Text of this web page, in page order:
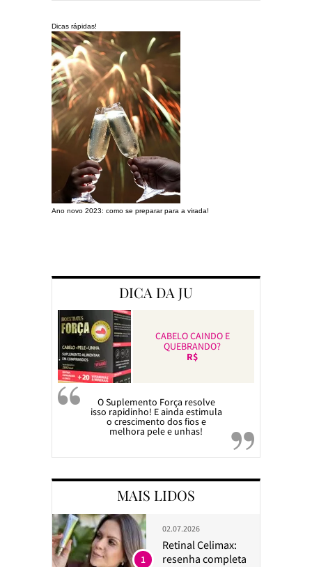
Dicas rápidas!
Ano novo 2023: como se preparar para a virada!
DICA DA JU
CABELO CAINDO E
QUEBRANDO?
R$
O Suplemento Força resolve
isso rapidinho! E ainda estimula
o crescimento dos fios e
melhora pele e unhas!
MAIS LIDOS
02.07.2026
Retinal Celimax:
resenha completa
1